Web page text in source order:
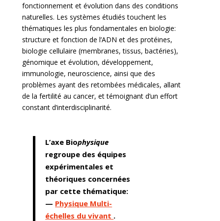
fonctionnement et évolution dans des conditions
naturelles. Les systèmes étudiés touchent les
thématiques les plus fondamentales en biologie:
structure et fonction de l’ADN et des protéines,
biologie cellulaire (membranes, tissus, bactéries),
génomique et évolution, développement,
immunologie, neuroscience, ainsi que des
problèmes ayant des retombées médicales, allant
de la fertilité au cancer, et témoignant d’un effort
constant d’interdisciplinarité.
L’axe Biophysique
regroupe des équipes
expérimentales et
théoriques concernées
par cette thématique:
— Physique Multi-
échelles du vivant .